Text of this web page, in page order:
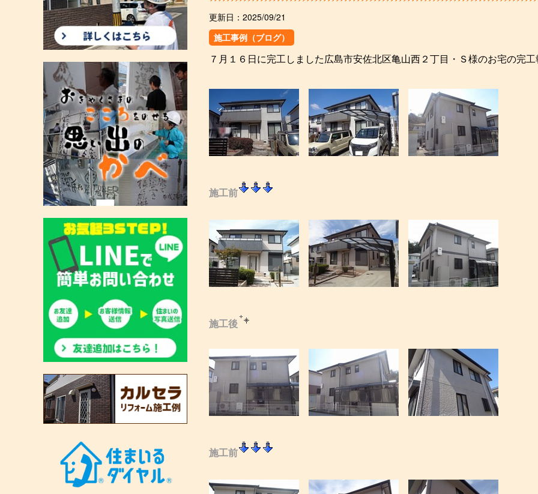
更新日： 2025/09/21
施工事例（ブログ）
７月１６日に完工しました広島市安佐北区亀山西２丁目・Ｓ様のお宅の完工
施工前
施工後
施工前